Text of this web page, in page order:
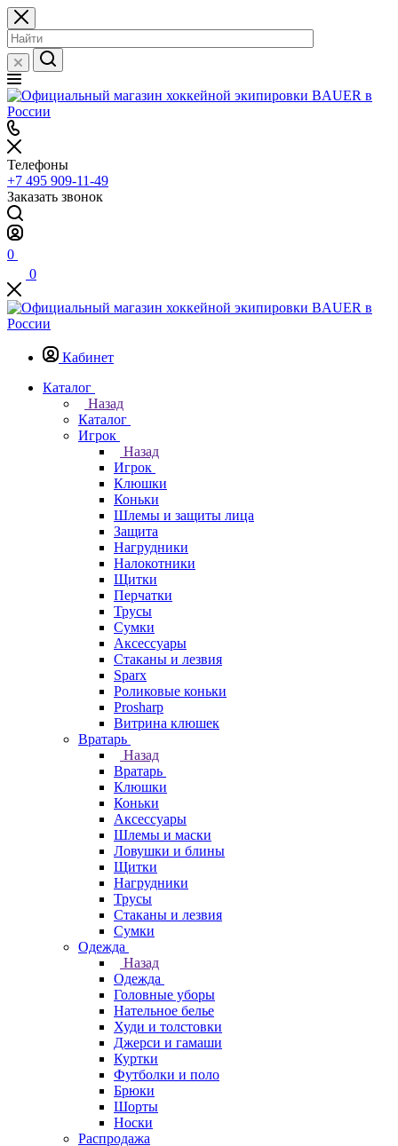
Телефоны
+7 495 909-11-49
Заказать звонок
0
0
Кабинет
Каталог
Назад
Каталог
Игрок
Назад
Игрок
Клюшки
Коньки
Шлемы и защиты лица
Защита
Нагрудники
Налокотники
Щитки
Перчатки
Трусы
Сумки
Аксессуары
Стаканы и лезвия
Sparx
Роликовые коньки
Prosharp
Витрина клюшек
Вратарь
Назад
Вратарь
Клюшки
Коньки
Аксессуары
Шлемы и маски
Ловушки и блины
Щитки
Нагрудники
Трусы
Стаканы и лезвия
Сумки
Одежда
Назад
Одежда
Головные уборы
Нательное белье
Худи и толстовки
Джерси и гамаши
Куртки
Футболки и поло
Брюки
Шорты
Носки
Распродажа